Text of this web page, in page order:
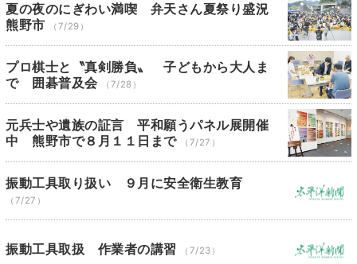
夏の夜のにぎわい満喫 弁天さん夏祭り盛況
熊野市
（7/29）
プロ棋士と〝真剣勝負〟 子どもから大人ま
で 囲碁普及会
（7/28）
元兵士や遺族の証言 平和願うパネル展開催
中 熊野市で８月１１日まで
（7/27）
振動工具取り扱い ９月に安全衛生教育
（7/27）
振動工具取扱 作業者の講習 （7/23）